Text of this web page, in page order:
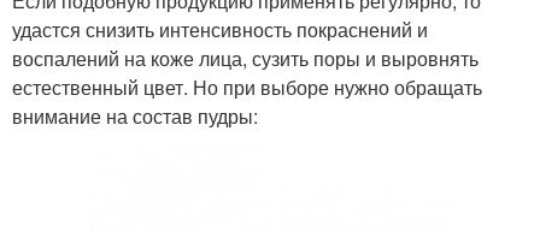
удастся снизить интенсивность покраснений и
воспалений на коже лица, сузить поры и выровнять
естественный цвет. Но при выборе нужно обращать
внимание на состав пудры: